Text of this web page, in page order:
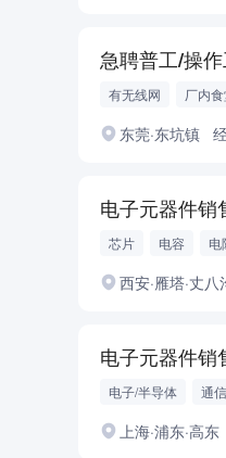
急聘普工/操
有无线网 厂内
东莞·东坑镇
电子元器件销
芯片 电容 电
西安·雁塔·丈八
电子/半导体 通
上海·浦东·高东